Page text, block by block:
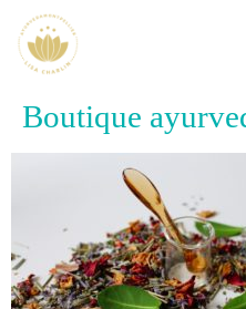
Boutique